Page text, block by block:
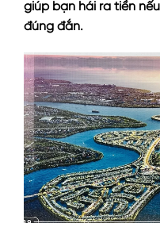
giúp bạn hái ra tiền
đúng đắn.